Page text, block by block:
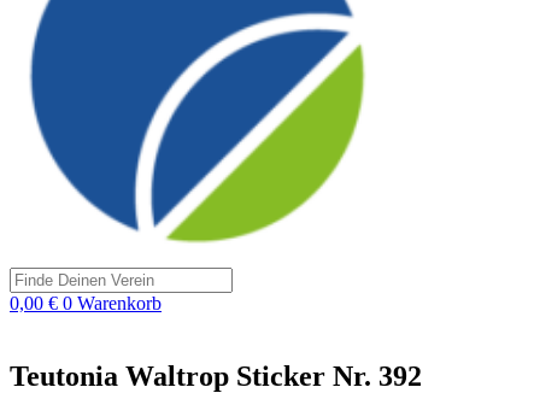
Search
...
0,00 € 0 Warenkorb
Teutonia Waltrop Sticker Nr. 392